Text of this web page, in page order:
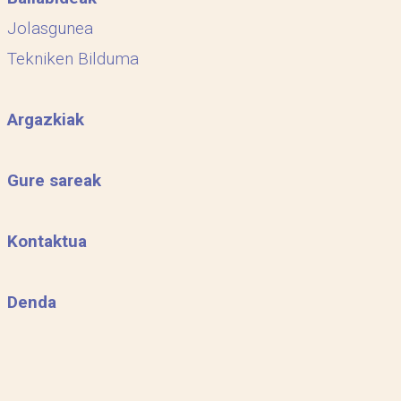
Jolasgunea
Tekniken Bilduma
Argazkiak
Gure sareak
Kontaktua
Denda